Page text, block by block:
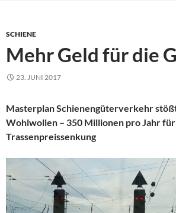
SCHIENE
Mehr Geld für die
23. JUNI 2017
Masterplan Schienengüterverkehr
Wohlwollen – 350 Millionen pro Jahr
Trassenpreissenkung